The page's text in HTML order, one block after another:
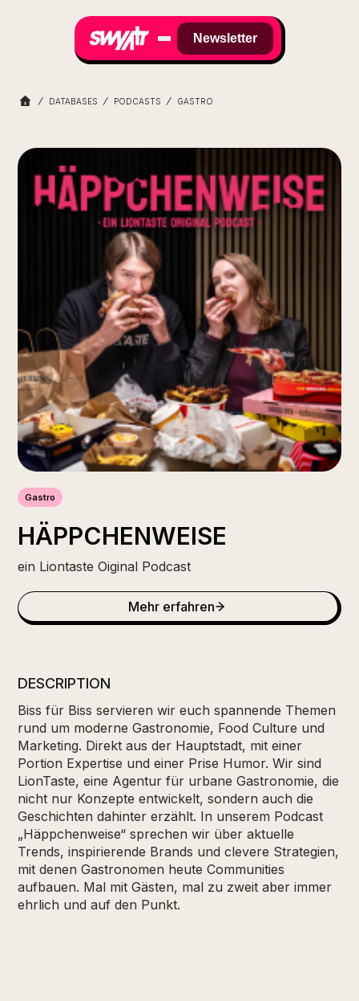
Newsletter
DATABASES PODCASTS GASTRO
Gastro
HÄPPCHENWEISE
ein Liontaste Oiginal Podcast
Mehr erfahren
DESCRIPTION
Biss für Biss servieren wir euch spannende Themen
rund um moderne Gastronomie, Food Culture und
Marketing. Direkt aus der Hauptstadt, mit einer
Portion Expertise und einer Prise Humor. Wir sind
LionTaste, eine Agentur für urbane Gastronomie, die
nicht nur Konzepte entwickelt, sondern auch die
Geschichten dahinter erzählt. In unserem Podcast
„Häppchenweise“ sprechen wir über aktuelle
Trends, inspirierende Brands und clevere Strategien,
mit denen Gastronomen heute Communities
aufbauen. Mal mit Gästen, mal zu zweit aber immer
ehrlich und auf den Punkt.